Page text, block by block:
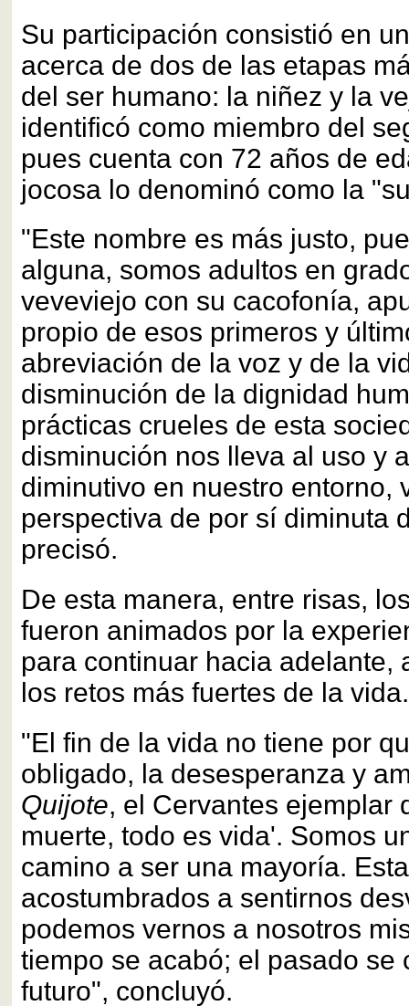
Su participación consistió en
acerca de dos de las etapas
del ser humano: la niñez y la
identificó como miembro del
pues cuenta con 72 años de
jocosa lo denominó como la
"Este nombre es más justo,
alguna, somos adultos en
veveviejo con su cacofonía,
propio de esos primeros y
abreviación de la voz y de la
disminución de la dignidad
prácticas crueles de esta
disminución nos lleva al uso y
diminutivo en nuestro entorno,
perspectiva de por sí diminuta
precisó.
De esta manera, entre risas,
fueron animados por la
para continuar hacia adelante,
los retos más fuertes de la vida.
"El fin de la vida no tiene por
obligado, la desesperanza y
Quijote, el Cervantes ejemplar
muerte, todo es vida'. Somos
camino a ser una mayoría.
acostumbrados a sentirnos
podemos vernos a nosotros
tiempo se acabó; el pasado se
futuro", concluyó.